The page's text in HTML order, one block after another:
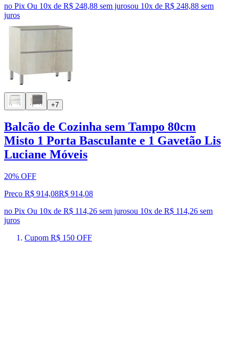
no Pix Ou 10x de R$ 248,88 sem jurosou 10x de R$ 248,88 sem
juros
+7
Balcão de Cozinha sem Tampo 80cm
Misto 1 Porta Basculante e 1 Gavetão Lis
Luciane Móveis
20% OFF
Preço R$ 914,08R$ 914,08
no Pix Ou 10x de R$ 114,26 sem jurosou 10x de R$ 114,26 sem
juros
Cupom R$ 150 OFF